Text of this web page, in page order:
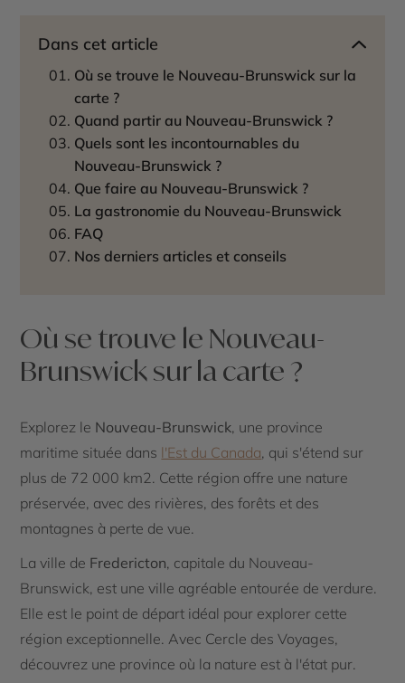
Dans cet article
Où se trouve le Nouveau-Brunswick sur la
carte ?
Quand partir au Nouveau-Brunswick ?
Quels sont les incontournables du
Nouveau-Brunswick ?
Que faire au Nouveau-Brunswick ?
La gastronomie du Nouveau-Brunswick
FAQ
Nos derniers articles et conseils
Où se trouve le Nouveau-
Brunswick sur la carte ?
Explorez le Nouveau-Brunswick, une province
maritime située dans l'Est du Canada, qui s'étend sur
plus de 72 000 km2. Cette région offre une nature
préservée, avec des rivières, des forêts et des
montagnes à perte de vue.
La ville de Fredericton, capitale du Nouveau-
Brunswick, est une ville agréable entourée de verdure.
Elle est le point de départ idéal pour explorer cette
région exceptionnelle. Avec Cercle des Voyages,
découvrez une province où la nature est à l'état pur.